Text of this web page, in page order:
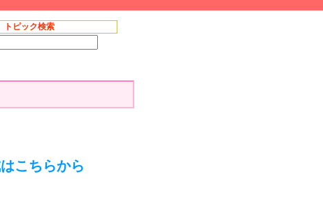
トピック検索
こちらから